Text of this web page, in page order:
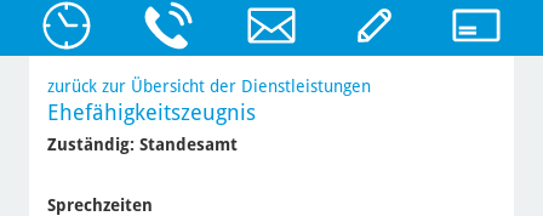
zurück zur Übersicht der Dienstleistungen
Ehefähigkeitszeugnis
Zuständig: Standesamt
Sprechzeiten